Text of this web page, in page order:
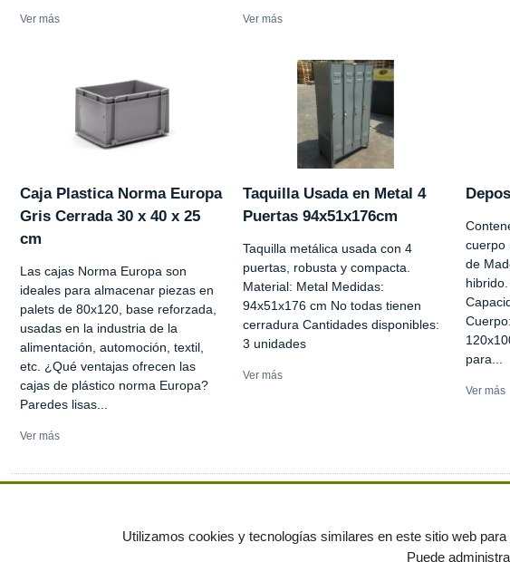
Ver más Ver más
Caja Plastica Norma Europa
Gris Cerrada 30 x 40 x 25
cm
Las cajas Norma Europa son
ideales para almacenar piezas en
palets de 80x120, base reforzada,
usadas en la industria de la
alimentación, automoción, textil,
etc. ¿Qué ventajas ofrecen las
cajas de plástico norma Europa?
Paredes lisas...
Ver más
Taquilla Usada en Metal 4
Puertas 94x51x176cm
Taquilla metálica usada con 4
puertas, robusta y compacta.
Material: Metal Medidas:
94x51x176 cm No todas tienen
cerradura Cantidades disponibles:
3 unidades
Ver más
cuerpo
de
para...
Ver más
Utilizamos cookies y tecnologías similares en este sitio web
Puede